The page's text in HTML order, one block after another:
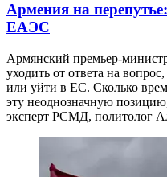
Армения на
ЕАЭС
Армянский премьер-
уходить от ответа на
или уйти в ЕС. Сколько
эту неоднозначную
эксперт РСМД, политолог